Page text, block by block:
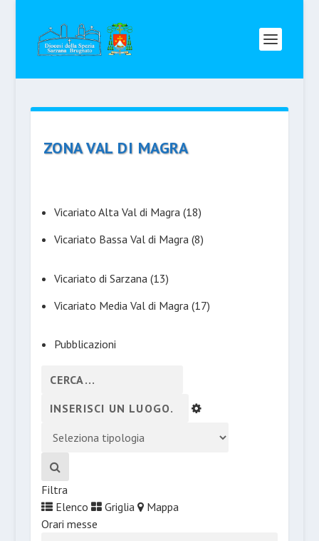
ZONA VAL DI MAGRA
Vicariato Alta Val di Magra(18)
Vicariato Bassa Val di Magra(8)
Vicariato di Sarzana (13)
Vicariato Media Val di Magra (17)
Pubblicazioni
Filtra
Elenco
Griglia
Mappa
Orari messe